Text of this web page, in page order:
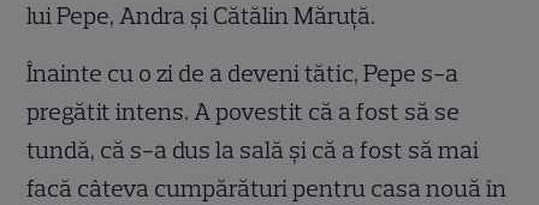
lui Pepe, Andra şi Cătălin Măruţă.
Înainte cu o zi de a deveni tătic, Pepe s-a
pregătit intens. A povestit că a fost să se
tundă, că s-a dus la sală şi că a fost să mai
facă câteva cumpărături pentru casa nouă în